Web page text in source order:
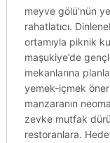
meyve gölü’nün
rahatlatıcı.
ortamıyla piknik
maşukiye’de
mekanlarına
yemek-içmek
manzaranın
zevke mutfak
restoranlara.